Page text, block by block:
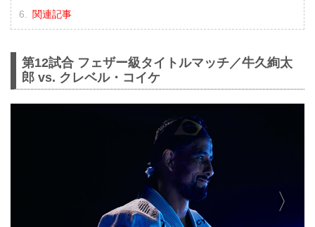
関連記事
第12試合 フェザー級タイトルマッチ／牛久絢太
郎 vs. クレベル・コイケ